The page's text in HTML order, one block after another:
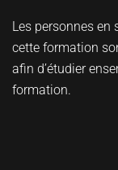
Les personnes
cette formation
afin d’étudier
formation.